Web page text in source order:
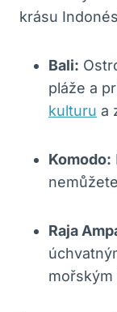
krásu
Bali:
pláže a
kulturu a
Komodo:
Raja
mořským